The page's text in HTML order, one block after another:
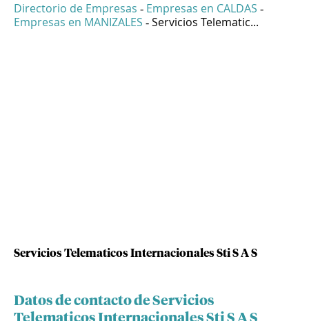
Directorio de Empresas - Empresas en CALDAS -
Empresas en MANIZALES - Servicios Telematic...
Servicios Telematicos Internacionales Sti S A S
Datos de contacto de Servicios